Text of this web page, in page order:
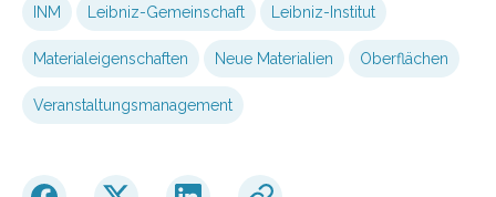
INM Leibniz-Gemeinschaft Leibniz-Institut
Materialeigenschaften Neue Materialien Oberflächen
Veranstaltungsmanagement